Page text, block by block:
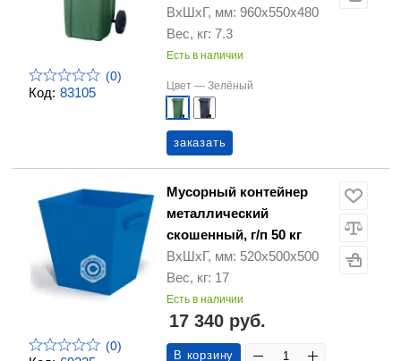
Код: 83105
(0)
ВхШхГ, мм: 960х550х480
Вес, кг: 7.3
Есть в наличии
Цвет — Зелёный
заказать
(0)
Мусорный контейнер
металлический
скошенный, г/п 50 кг
ВхШхГ, мм: 520х500х500
Вес, кг: 17
Есть в наличии
17 340 руб.
В корзину